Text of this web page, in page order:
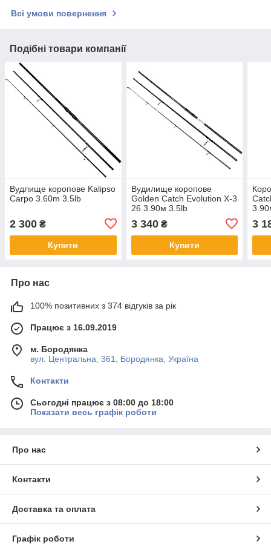
Всі умови повернення
Подібні товари компанії
Вудлище коропове Kalipso
Carpo 3.60m 3.5lb
2 300 ₴
Купити
Вудилище коропове
Golden Catch Evolution X-3
26 3.90м 3.5lb
3 340₴
Купити
3
Про нас
100% позитивних з 374 відгуків за рік
Працює з 16.09.2019
м. Бородянка
вул. Центральна, 361, Бородянка, Україна
Контакти
Сьогодні працює з 08:00 до 18:00
Показати весь графік роботи
Про нас
Контакти
Доставка та оплата
Графік роботи